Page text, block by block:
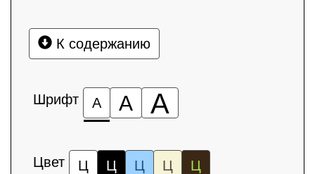
К содержанию
Шрифт А А А
Цвет Ц Ц Ц Ц Ц